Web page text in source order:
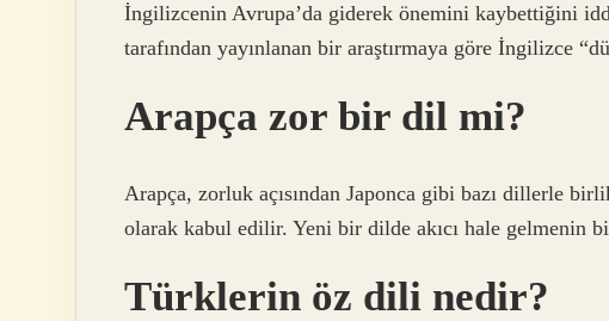
İngilizcenin Avrupa’da giderek önemini kaybettiğini
tarafından yayınlanan bir araştırmaya göre İngilizce
Arapça zor bir dil mi?
Arapça, zorluk açısından Japonca gibi bazı dillerle
olarak kabul edilir. Yeni bir dilde akıcı hale gelmenin
Türklerin öz dili nedir?